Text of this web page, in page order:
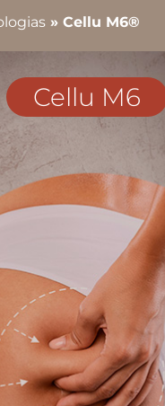
» Cellu M6®
Cellu M6